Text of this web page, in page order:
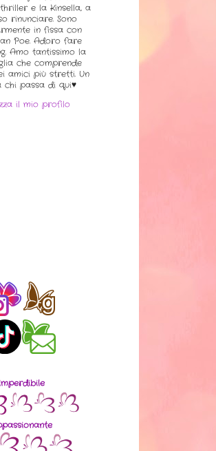
e la Kinsella, a
rinunciare. Sono
in fissa con
Poe. Adoro fare
Amo tantissimo la
che comprende
amici più stretti. Un
chi passa di qui♥
il mio profilo